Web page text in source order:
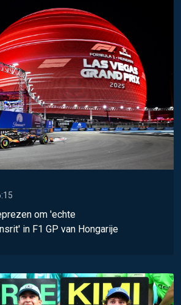
om 'echte
in F1 GP van Hongarije